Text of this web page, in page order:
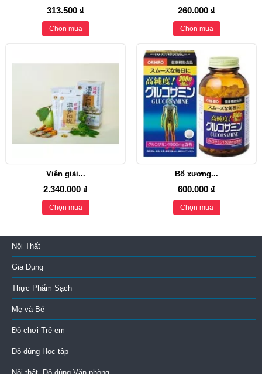
313.500 ₫
Chọn mua
260.000 ₫
Chọn mua
Viên giải...
2.340.000 ₫
Chọn mua
Bổ xương...
600.000 ₫
Chọn mua
Nội Thất
Gia Dụng
Thực Phẩm Sạch
Mẹ và Bé
Đồ chơi Trẻ em
Đồ dùng Học tập